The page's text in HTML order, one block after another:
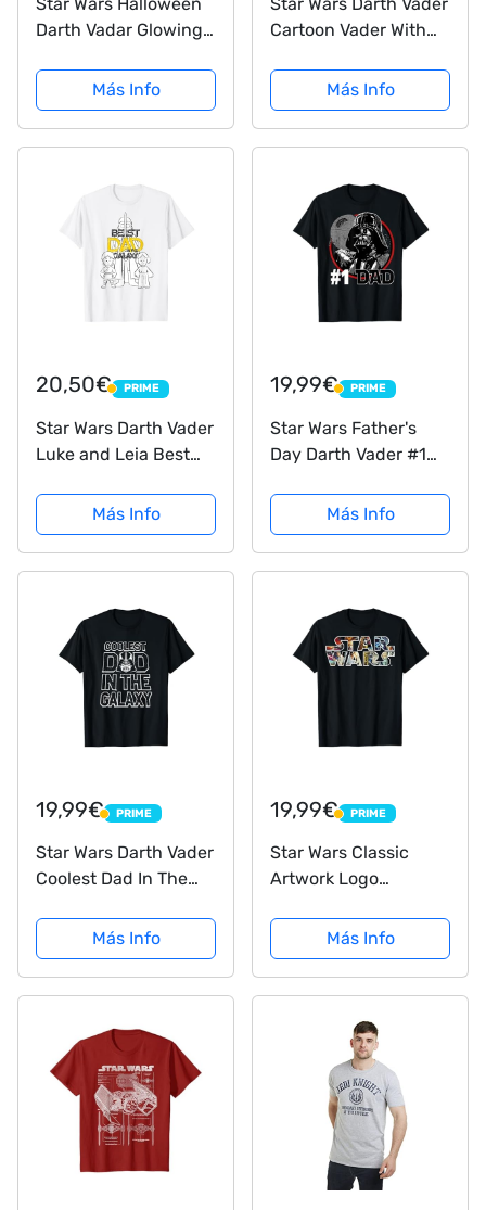
Darth Vadar Glowing
Más Info
Cartoon Vader With
Más Info
20,50€ PRIME
PRIME
Star Wars Darth Vader
Luke and Leia Best
CamisetaMás Info
19,99€ PRIME
PRIME
Star Wars Father's
Day Darth Vader #1
Más Info
19,99€ PRIME
PRIME
Star Wars Darth Vader
Coolest Dad In The
Más Info
19,99€ PRIME
PRIME
Star Wars Classic
Artwork Logo
Más Info